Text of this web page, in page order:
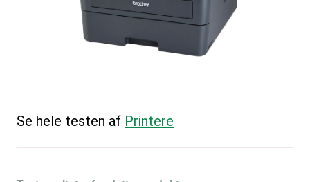
Se hele testen af Printere